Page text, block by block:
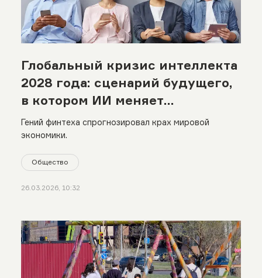
Глобальный кризис интеллекта
2028 года: сценарий будущего,
в котором ИИ меняет
устройство мира
Гений финтеха спрогнозировал крах мировой
экономики.
Общество
26.03.2026, 10:32